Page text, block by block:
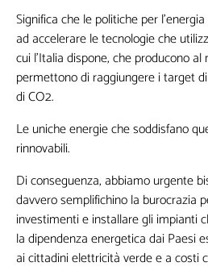
Significa che le politiche per
ad accelerare le tecnologie che
cui l’Italia dispone, che producono
permettono di raggiungere i target
di CO2.
Le uniche energie che soddisfano
rinnovabili.
Di conseguenza, abbiamo urgente
davvero semplifichino la burocrazia
investimenti e installare gli impianti
la dipendenza energetica dai Paesi
ai cittadini elettricità verde e a costi